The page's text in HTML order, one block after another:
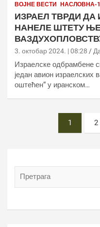
ВОЈНЕ ВЕСТИ НАСЛОВНА-1
ИЗРАЕЛ ТВРДИ ДА
НАНЕЛЕ ШТЕТУ
3. октобар 2024. | 08:28
Израелске одбрамбене
један авион израелских
оштећен“ у иранском…
пагинатион
1 2